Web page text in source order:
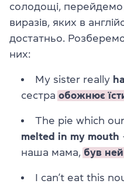
солодощі, перейдемо
виразів, яких в
достатньо.
них:
My sister really
сестра обожнює
The pie which
melted in my mouth
наша мама, був
I can’t eat this